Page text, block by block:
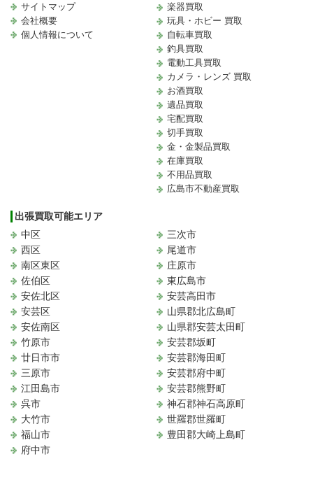
サイトマップ
会社概要
個人情報について
楽器買取
玩具・ホビー 買取
自転車買取
釣具買取
電動工具買取
カメラ・レンズ 買取
お酒買取
遺品買取
宅配買取
切手買取
金・金製品買取
在庫買取
不用品買取
広島市不動産買取
出張買取可能エリア
中区
西区
南区東区
佐伯区
安佐北区
安芸区
安佐南区
竹原市
廿日市市
三原市
江田島市
呉市
大竹市
福山市
府中市
三次市
尾道市
庄原市
東広島市
安芸高田市
山県郡北広島町
山県郡安芸太田町
安芸郡坂町
安芸郡海田町
安芸郡府中町
安芸郡熊野町
神石郡神石高原町
世羅郡世羅町
豊田郡大崎上島町